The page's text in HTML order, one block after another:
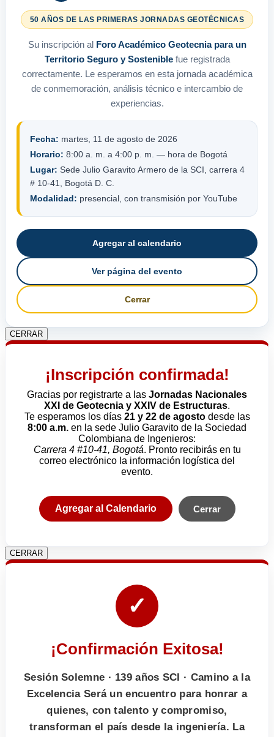
50 AÑOS DE LAS PRIMERAS JORNADAS GEOTÉCNICAS
Su inscripción al Foro Académico Geotecnia para un
Territorio Seguro y Sosteniblefue registrada
correctamente. Le esperamos en esta jornada académica
de conmemoración, análisis técnico e intercambio de
experiencias.
Fecha: martes, 11 de agosto de 2026
Horario: 8:00 a. m. a 4:00 p. m. — hora de Bogotá
Lugar: Sede Julio Garavito Armero de la SCI, carrera 4
# 10-41, Bogotá D. C.
Modalidad: presencial, con transmisión por YouTube
Agregar al calendario
Ver página del evento
Cerrar
CERRAR
¡Inscripción confirmada!
Gracias por registrarte a las Jornadas Nacionales
XXI de Geotecnia y XXIV de Estructuras.
Te esperamos los días 21 y 22 de agostodesde las
8:00 a.m. en la sede Julio Garavito de la Sociedad
Colombiana de Ingenieros:
Carrera 4 #10-41, Bogotá. Pronto recibirás en tu
correo electrónico la información logística del
evento.
Agregar al Calendario Cerrar
CERRAR
✓
¡Confirmación Exitosa!
Sesión Solemne · 139 años SCI · Camino a la
Excelencia Será un encuentro para honrar a
quienes, con talento y compromiso,
transforman el país desde la ingeniería. La